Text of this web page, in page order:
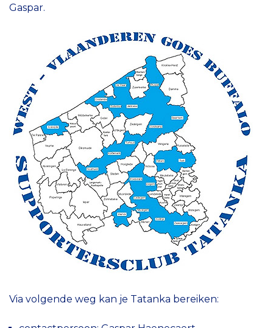
Gaspar.
Via volgende weg kan je Tatanka bereiken: